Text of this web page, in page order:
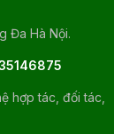
Đa Hà Nội.
hợp tác, đối tác,